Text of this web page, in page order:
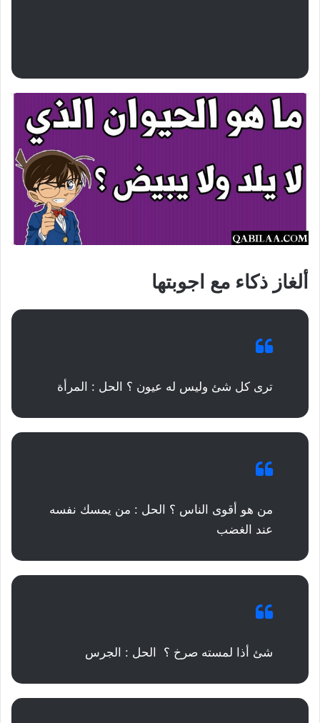
ألغاز ذكاء مع اجوبتها
ترى كل شئ وليس له عيون ؟ الحل : المرأة
من هو أقوى الناس ؟ الحل : من يمسك نفسه
عند الغضب
شئ أذا لمسته صرخ ؟ الحل : الجرس